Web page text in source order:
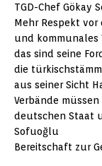
TGD-Chef Gökay
Mehr Respekt vor
und
das sind seine
die
aus seiner Sicht
Verbände
deutschen Staat
Sofuoğlu
Bereitschaft zur